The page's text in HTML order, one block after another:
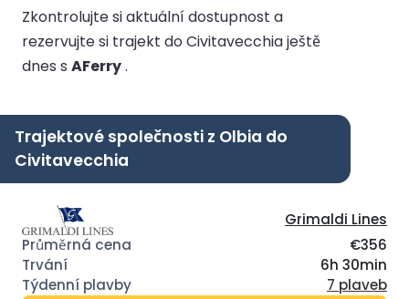
Zkontrolujte si aktuální dostupnost a
rezervujte si trajekt do Civitavecchia ještě
dnes s AFerry.
Trajektové společnosti z Olbia do
Civitavecchia
Grimaldi Lines
€356
6h 30min
7 plaveb